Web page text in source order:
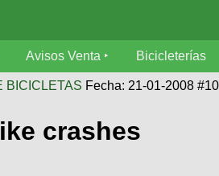
Avisos Venta Bicicleterías
BICICLETAS Fecha: 21-01-2008
crashes